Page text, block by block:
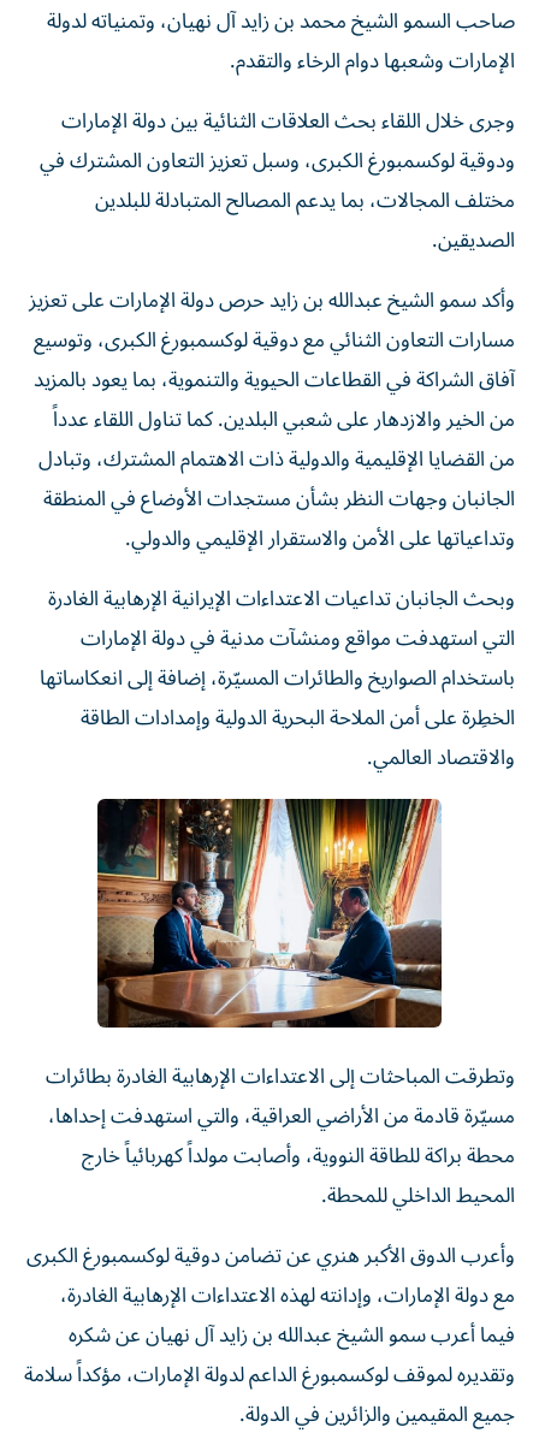
صاحب السمو الشيخ محمد بن زايد آل نهيان، وتمنياته لدولة
الإمارات وشعبها دوام الرخاء والتقدم.
وجرى خلال اللقاء بحث العلاقات الثنائية بين دولة الإمارات
ودوقية لوكسمبورغ الكبرى، وسبل تعزيز التعاون المشترك في
مختلف المجالات، بما يدعم المصالح المتبادلة للبلدين
الصديقين.
وأكد سمو الشيخ عبدالله بن زايد حرص دولة الإمارات على تعزيز
مسارات التعاون الثنائي مع دوقية لوكسمبورغ الكبرى، وتوسيع
آفاق الشراكة في القطاعات الحيوية والتنموية، بما يعود بالمزيد
من الخير والازدهار على شعبي البلدين. كما تناول اللقاء عدداً
من القضايا الإقليمية والدولية ذات الاهتمام المشترك، وتبادل
الجانبان وجهات النظر بشأن مستجدات الأوضاع في المنطقة
وتداعياتها على الأمن والاستقرار الإقليمي والدولي.
وبحث الجانبان تداعيات الاعتداءات الإيرانية الإرهابية الغادرة
التي استهدفت مواقع ومنشآت مدنية في دولة الإمارات
باستخدام الصواريخ والطائرات المسيّرة، إضافة إلى انعكاساتها
الخطِرة على أمن الملاحة البحرية الدولية وإمدادات الطاقة
والاقتصاد العالمي.
وتطرقت المباحثات إلى الاعتداءات الإرهابية الغادرة بطائرات
مسيّرة قادمة من الأراضي العراقية، والتي استهدفت إحداها،
محطة براكة للطاقة النووية، وأصابت مولداً كهربائياً خارج
المحيط الداخلي للمحطة.
وأعرب الدوق الأكبر هنري عن تضامن دوقية لوكسمبورغ الكبرى
مع دولة الإمارات، وإدانته لهذه الاعتداءات الإرهابية الغادرة،
فيما أعرب سمو الشيخ عبدالله بن زايد آل نهيان عن شكره
وتقديره لموقف لوكسمبورغ الداعم لدولة الإمارات، مؤكداً سلامة
جميع المقيمين والزائرين في الدولة.